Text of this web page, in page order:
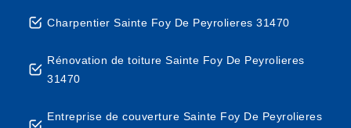
Charpentier Sainte Foy De Peyrolieres 31470
Rénovation de toiture Sainte Foy De Peyrolieres
31470
Entreprise de couverture Sainte Foy De Peyrolieres